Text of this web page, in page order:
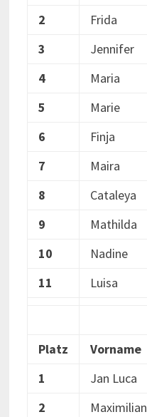
2
Frida
3
Jennifer
4
Maria
5
Marie
6
Finja
7
Maira
8
Cataleya
9
Mathilda
10
Nadine
11
Luisa
Platz
Vorname
1
Jan Luca
2
Maximilian